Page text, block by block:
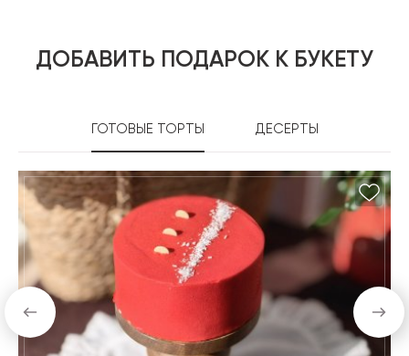
ДОБАВИТЬ ПОДАРОК К БУКЕТУ
ГОТОВЫЕ ТОРТЫ ДЕСЕРТЫ